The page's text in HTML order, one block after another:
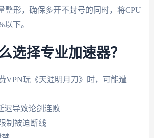
整形，确保多开不封号的同时，将CPU
以下。
选择专业加速器？
VPN玩《天涯明月刀》时，可能遭
迟导致论剑连败
制被迫断线